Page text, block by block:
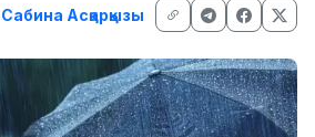
Сабина Асқарқызы